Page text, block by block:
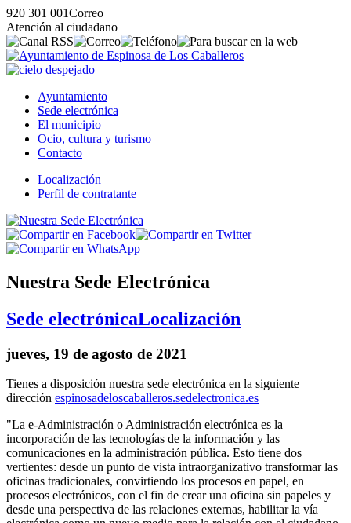
920 301 001Correo
Atención al ciudadano
Ayuntamiento
Sede electrónica
El municipio
Ocio, cultura y turismo
Contacto
Localización
Perfil de contratante
Nuestra Sede Electrónica
Sede electrónicaLocalización
jueves, 19 de agosto de 2021
Tienes a disposición nuestra sede electrónica en la siguiente
dirección espinosadeloscaballeros.sedelectronica.es
"La e-Administración o Administración electrónica es la
incorporación de las tecnologías de la información y las
comunicaciones en la administración pública. Esto tiene dos
vertientes: desde un punto de vista intraorganizativo transformar las
oficinas tradicionales, convirtiendo los procesos en papel, en
procesos electrónicos, con el fin de crear una oficina sin papeles y
desde una perspectiva de las relaciones externas, habilitar la vía